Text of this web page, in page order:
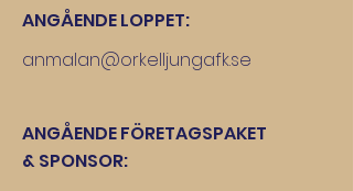
ANGÅENDE LOPPET:
anmalan@orkelljungafk.se
ANGÅENDE FÖRETAGSPAKET
& SPONSOR: